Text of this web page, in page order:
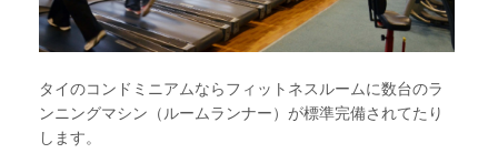
タイのコンドミニアムならフィットネスルームに数台のラ
ンニングマシン（ルームランナー）が標準完備されてたり
します。